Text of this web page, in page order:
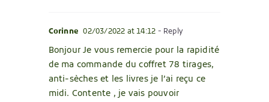
Corinne 02/03/2022 at 14:12 - Reply
Bonjour Je vous remercie pour la rapidité
de ma commande du coffret 78 tirages,
anti-sèches et les livres je l’ai reçu ce
midi. Contente , je vais pouvoir